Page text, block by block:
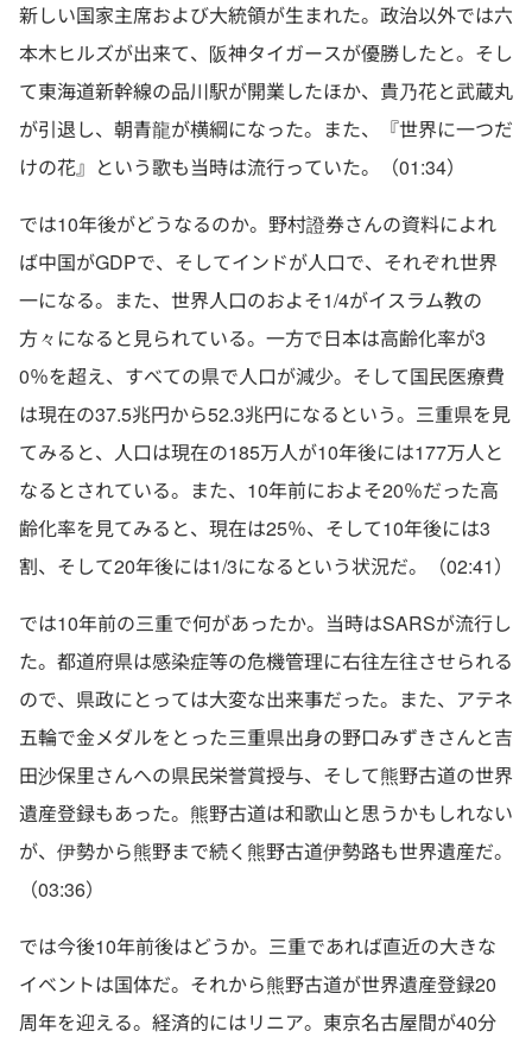
新しい国家主席および大統領が生まれた。政治以外では六
本木ヒルズが出来て、阪神タイガースが優勝したと。そし
て東海道新幹線の品川駅が開業したほか、貴乃花と武蔵丸
が引退し、朝青龍が横綱になった。また、『世界に一つだ
けの花』という歌も当時は流行っていた。（01:34）
では10年後がどうなるのか。野村證券さんの資料によれ
ば中国がGDPで、そしてインドが人口で、それぞれ世界
一になる。また、世界人口のおよそ1/4がイスラム教の
方々になると見られている。一方で日本は高齢化率が3
0％を超え、すべての県で人口が減少。そして国民医療費
は現在の37.5兆円から52.3兆円になるという。三重県を見
てみると、人口は現在の185万人が10年後には177万人と
なるとされている。また、10年前におよそ20％だった高
齢化率を見てみると、現在は25％、そして10年後には3
割、そして20年後には1/3になるという状況だ。（02:41）
では10年前の三重で何があったか。当時はSARSが流行し
た。都道府県は感染症等の危機管理に右往左往させられる
ので、県政にとっては大変な出来事だった。また、アテネ
五輪で金メダルをとった三重県出身の野口みずきさんと吉
田沙保里さんへの県民栄誉賞授与、そして熊野古道の世界
遺産登録もあった。熊野古道は和歌山と思うかもしれない
が、伊勢から熊野まで続く熊野古道伊勢路も世界遺産だ。
（03:36）
では今後10年前後はどうか。三重であれば直近の大きな
イベントは国体だ。それから熊野古道が世界遺産登録20
周年を迎える。経済的にはリニア。東京名古屋間が40分